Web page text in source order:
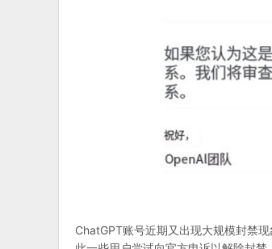
ChatGPT账号近期又出现大规模封禁